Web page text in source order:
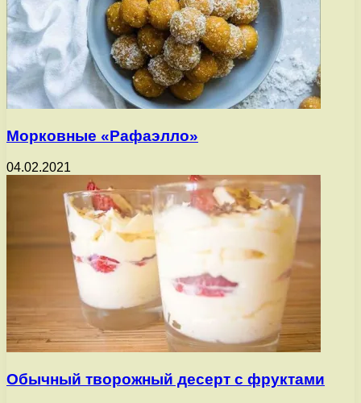
Морковные «Рафаэлло»
04.02.2021
Обычный творожный десерт с фруктами